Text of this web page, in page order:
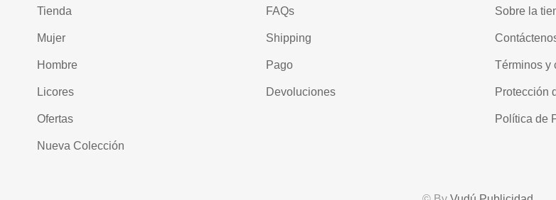
Tienda
Mujer
Hombre
Licores
Ofertas
Nueva Colección
FAQs
Shipping
Pago
Devoluciones
Sobre la
Términos y
Protección
Política de